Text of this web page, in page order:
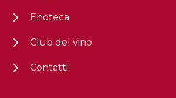
Enoteca
Club del vino
Contatti